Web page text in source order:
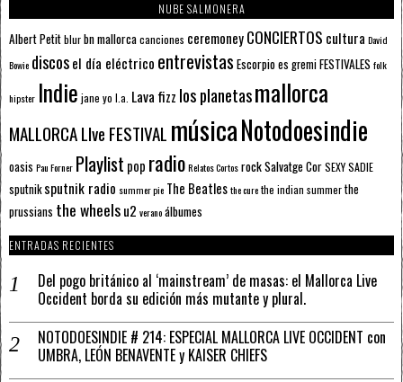
NUBE SALMONERA
Albert Petitblurbn mallorcacanciones ceremoneyCONCIERTOS cultura David
Bowie discosel día eléctrico entrevistas Escorpioes gremiFESTIVALES folk
hipster Indie jane yo l.a. Lava fizz los planetasmallorca
MALLORCA LIve FESTIVAL músicaNotodoesindie
oasis Pau Forner Playlist pop radioRelatos CortosrockSalvatge CorSEXY SADIE
sputnik sputnik radio summer pie The Beatlesthe curethe indian summerthe
prussians the wheelsu2 veranoálbumes
ENTRADAS RECIENTES
Del pogo británico al ‘mainstream’ de masas: el Mallorca Live
Occident borda su edición más mutante y plural.
NOTODOESINDIE # 214: ESPECIAL MALLORCA LIVE OCCIDENT con
UMBRA, LEÓN BENAVENTE y KAISER CHIEFS